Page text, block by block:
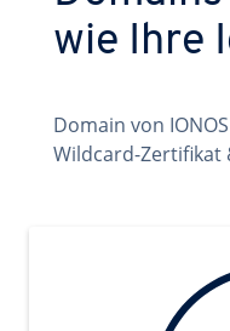
wie Ihre
Domain von
Wildcard-Zertifikat